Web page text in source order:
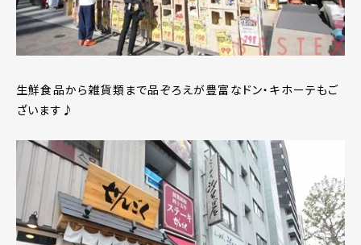
生鮮食品から雑貨類まで品ぞろえが豊富なドン・キホーテもご
ざいます♪